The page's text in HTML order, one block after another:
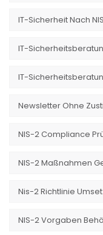
IT-Sicherheit Nach
IT-
IT-
Newsletter Ohne
NIS-2 Compliance
NIS-2 Maßnahmen
Nis-2 Richtlinie
NIS-2 Vorgaben